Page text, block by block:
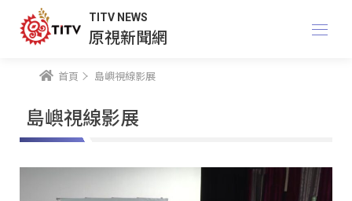
TITV NEWS
原視新聞網
首頁 島嶼視線影展
島嶼視線影展